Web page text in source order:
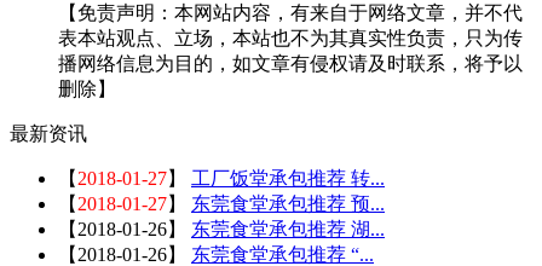
【免责声明：本网站内容，有来自于网络文章，并不代
表本站观点、立场，本站也不为其真实性负责，只为传
播网络信息为目的，如文章有侵权请及时联系，将予以
删除】
最新资讯
【 2018-01-27】 工厂饭堂承包推荐 转...
【 2018-01-27】 东莞食堂承包推荐 预...
【 2018-01-26】 东莞食堂承包推荐 湖...
【 2018-01-26】 东莞食堂承包推荐 “...